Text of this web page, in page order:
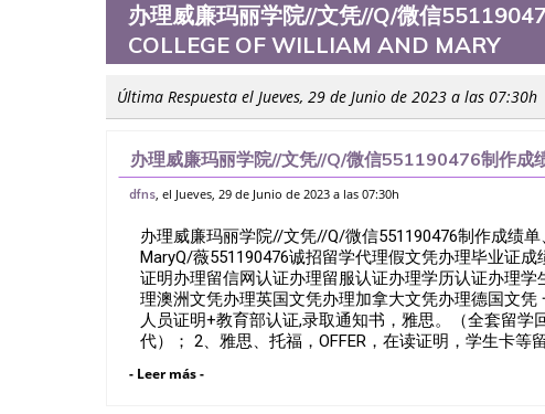
办理威廉玛丽学院//文凭//Q/微信
COLLEGE OF WILLIAM AND MARY
Última Respuesta el Jueves, 29 de Junio de 2023 a las 07:30h
办理威廉玛丽学院//文凭//Q/微信551190476制作成
William and Mary
dfns, el Jueves, 29 de Junio de 2023 a las 07:30h
办理威廉玛丽学院//文凭//Q/微信551190476制作成绩
MaryQ/薇551190476诚招留学代理假文凭办理毕业证
证明办理留信网认证办理留服认证办理学历认证办理
理澳洲文凭办理英国文凭办理加拿大文凭办理德国文
人员证明+教育部认证,录取通知书，雅思。（全套留
代）； 2、雅思、托福，OFFER，在读证明，学生卡
根据客户要求安排。 国内找工作假的毕业证可以用吗
- Leer más -